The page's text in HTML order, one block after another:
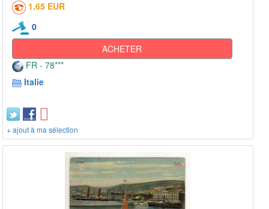
1,65 EUR
0
ACHETER
FR - 78***
Italie
+ ajout à ma sélection